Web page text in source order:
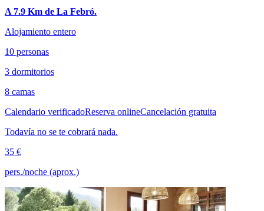
A 7.9 Km de La Febró.
Alojamiento entero
10 personas
3 dormitorios
8 camas
Calendario verificadoReserva onlineCancelación gratuita
Todavía no se te cobrará nada.
35 €
pers./noche (aprox.)